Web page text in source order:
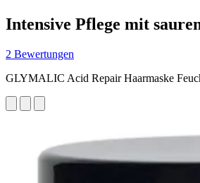
Intensive Pflege mit
2 Bewertungen
GLYMALIC Acid Repair Haarmaske